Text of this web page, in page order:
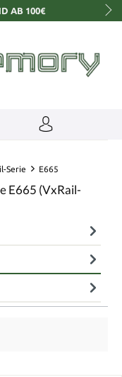
AB 100€
Serie E665
E665 (VxRail-